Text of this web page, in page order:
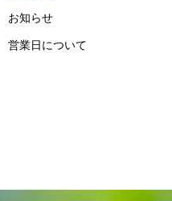
お知らせ
営業日について